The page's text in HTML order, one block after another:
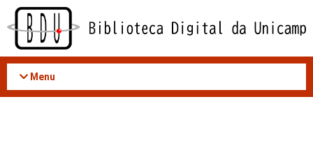
Acessar
conteúdo
Menu